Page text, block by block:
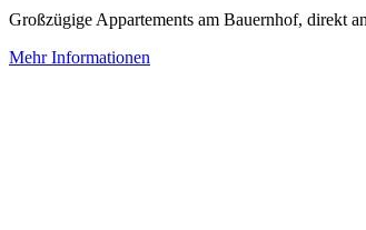
Großzügige Appartements am Bauernhof, direkt
Mehr Informationen